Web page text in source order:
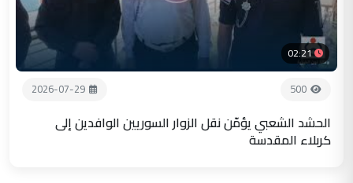
02:21
500
2026-07-29
الحشد الشعبي يؤمّن نقل الزوار السوريين الوافدين إلى
كربلاء المقدسة